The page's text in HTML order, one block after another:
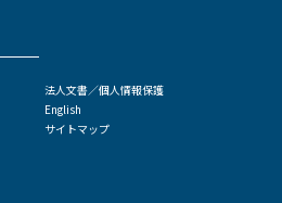
法人文書／個人情報保護
English
サイトマップ